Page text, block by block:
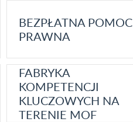
BEZPŁATNA POMOC
PRAWNA
FABRYKA
KOMPETENCJI
KLUCZOWYCH NA
TERENIE MOF